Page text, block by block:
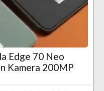
Edge 70 Neo
Kamera 200MP